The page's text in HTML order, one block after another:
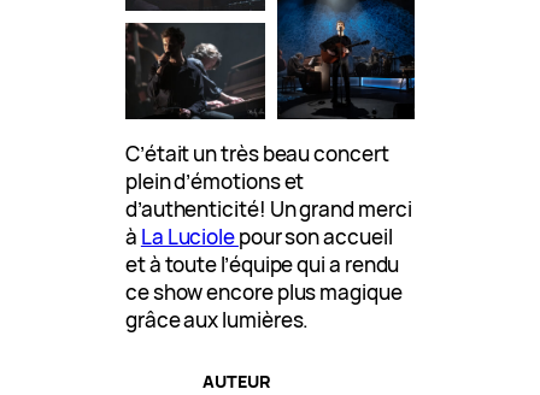
C’était un très beau concert
plein d’émotions et
d’authenticité! Un grand merci
à La Luciolepour son accueil
et à toute l’équipe qui a rendu
ce show encore plus magique
grâce aux lumières.
AUTEUR